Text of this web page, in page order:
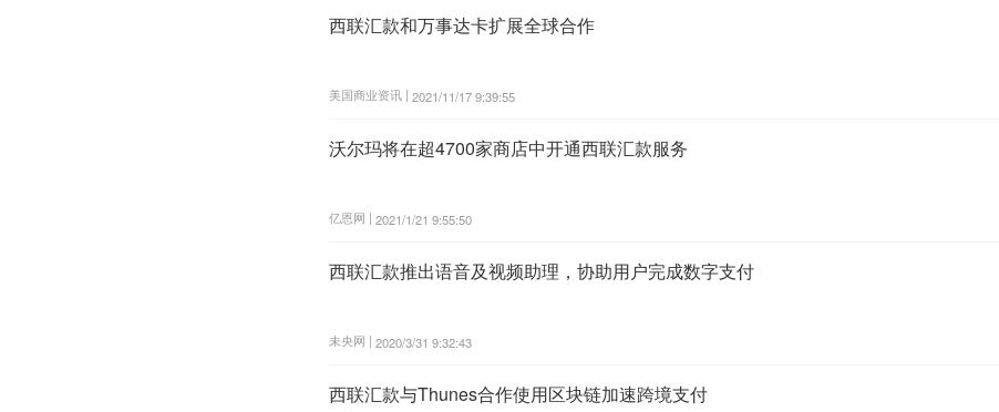
西联汇款和万事达卡扩展全球合作
美国商业资讯 | 2021/11/17 9:39:55
沃尔玛将在超4700家商店中开通西联汇款服务
亿恩网 | 2021/1/21 9:55:50
西联汇款推出语音及视频助理，协助用户完成数字支付
未央网 | 2020/3/31 9:32:43
西联汇款与Thunes合作使用区块链加速跨境支付